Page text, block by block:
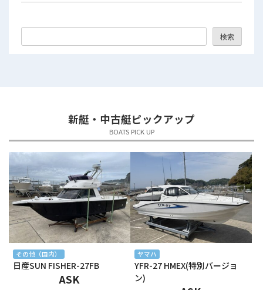
2025年10月
2025年9月
2025年4月
2025年3月
2025年2月
2025年1月
2024年12月
2024年11月
検索
新艇・中古艇ピックアップ
BOATS PICK UP
その他（国内）
日産SUN FISHER-27FB
ASK
ヤマハ
YFR-27 HMEX(特別バージョ
ン)